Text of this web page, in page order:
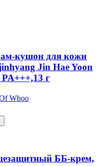
кушон для кожи
Jin Hae Yoon
г
Whoo
ББ-крем,